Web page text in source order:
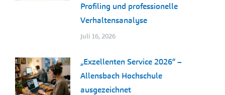
Profiling und professionelle
Verhaltensanalyse
Juli 16, 2026
„Exzellenten Service 2026“ –
Allensbach Hochschule
ausgezeichnet